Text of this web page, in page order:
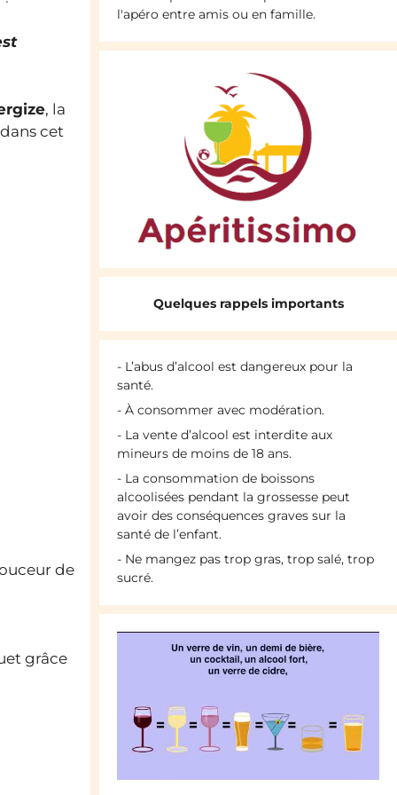
, la
cet
de
grâce
l'apéro entre amis ou en famille.
Quelques rappels importants
- L’abus d’alcool est dangereux pour la
santé.
- À consommer avec modération.
- La vente d’alcool est interdite aux
mineurs de moins de 18 ans.
- La consommation de boissons
alcoolisées pendant la grossesse peut
avoir des conséquences graves sur la
santé de l’enfant.
- Ne mangez pas trop gras, trop salé, trop
sucré.